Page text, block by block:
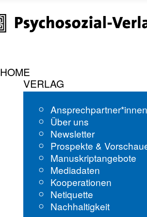
HOME
VERLAG
Über uns
Newsletter
Prospekte &
Manuskriptangebote
Mediadaten
Kooperationen
Netiquette
Nachhaltigkeit